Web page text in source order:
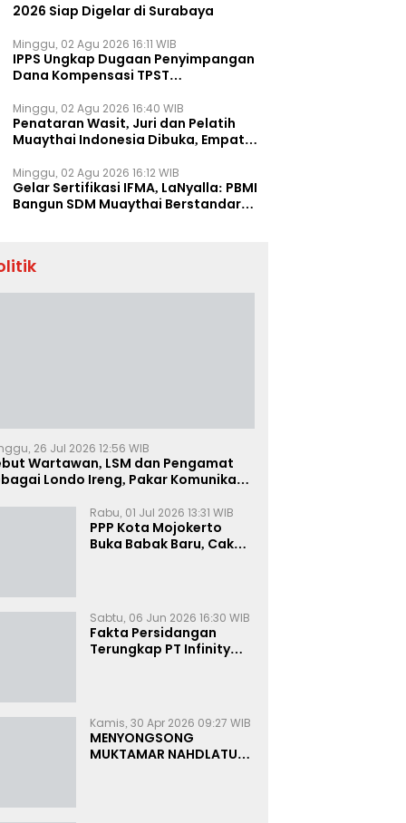
2026 Siap Digelar di Surabaya
Minggu, 02 Agu 2026 16:11 WIB
IPPS Ungkap Dugaan Penyimpangan
Dana Kompensasi TPST
Minggu, 02 Agu 2026 16:40 WIB
Penataran Wasit, Juri dan Pelatih
Muaythai Indonesia Dibuka, Empat
Minggu, 02 Agu 2026 16:12 WIB
Gelar Sertifikasi IFMA, LaNyalla: PBMI
Bangun SDM Muaythai Berstandar
26 Jul 2026 12:56 WIB
Wartawan, LSM dan Pengamat
Londo Ireng, Pakar Komunikasi:
Rabu, 01 Jul 2026 13:31 WIB
PPP Kota Mojokerto
Buka Babak Baru, Cak
Sabtu, 06 Jun 2026 16:30 WIB
Fakta Persidangan
Terungkap PT Infinity
Kamis, 30 Apr 2026 09:27 WIB
MENYONGSONG
MUKTAMAR NAHDLATUL